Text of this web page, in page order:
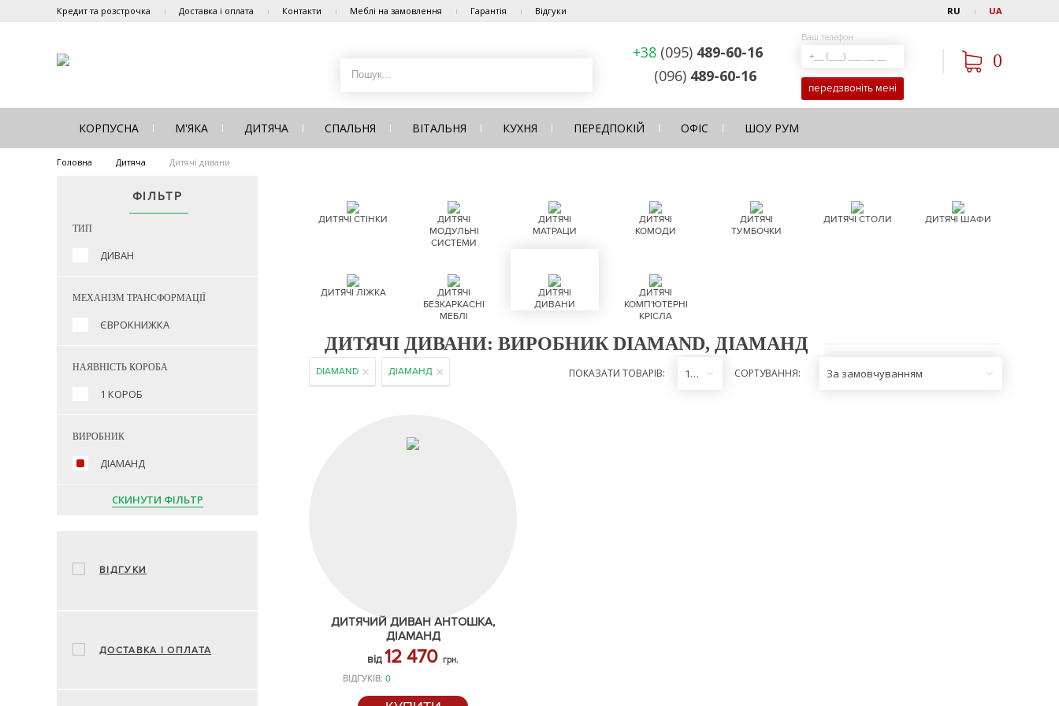
Кредит та розстрочка Доставка і оплата Контакти Меблі на замовлення Гарантія Відгуки RU UA
+38 (095) 489-60-16
(096) 489-60-16
Ваш телефон
передзвоніть мені
0
КОРПУСНА М'ЯКА ДИТЯЧА СПАЛЬНЯ ВІТАЛЬНЯ КУХНЯ ПЕРЕДПОКІЙ ОФІС ШОУ РУМ
Головна Дитяча Дитячі дивани
ФІЛЬТР
ТИП
ДИВАН
МЕХАНІЗМ ТРАНСФОРМАЦІЇ
ЄВРОКНИЖКА
НАЯВНІСТЬ КОРОБА
1 КОРОБ
ВИРОБНИК
ДІАМАНД
СКИНУТИ ФІЛЬТР
ВІДГУКИ
ДОСТАВКА І ОПЛАТА
ДИТЯЧІ СТІНКИ
ДИТЯЧІ
МОДУЛЬНІ
СИСТЕМИ
ДИТЯЧІ
МАТРАЦИ
ДИТЯЧІ
КОМОДИ
ДИТЯЧІ
ТУМБОЧКИ
ДИТЯЧІ СТОЛИ ДИТЯЧІ ШАФИ
ДИТЯЧІ ЛІЖКА
ДИТЯЧІ
БЕЗКАРКАСНІ
МЕБЛІ
ДИТЯЧІ
ДИВАНИ
ДИТЯЧІ
КОМП'ЮТЕРНІ
КРІСЛА
ДИТЯЧІ ДИВАНИ: ВИРОБНИК DIAMAND, ДІАМАНД
DIAMAND ДІАМАНД ПОКАЗАТИ ТОВАРІВ: 12 СОРТУВАННЯ: За замовчуванням
ДИТЯЧИЙ ДИВАН АНТОШКА,
ДІАМАНД
від12 470 грн.
ВІДГУКІВ: 0